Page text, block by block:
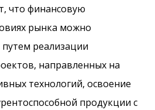
что финансовую
рынка можно
реализации
направленных на
технологий, освоение
продукции с